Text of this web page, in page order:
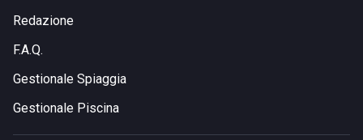
Redazione
F.A.Q.
Gestionale Spiaggia
Gestionale Piscina